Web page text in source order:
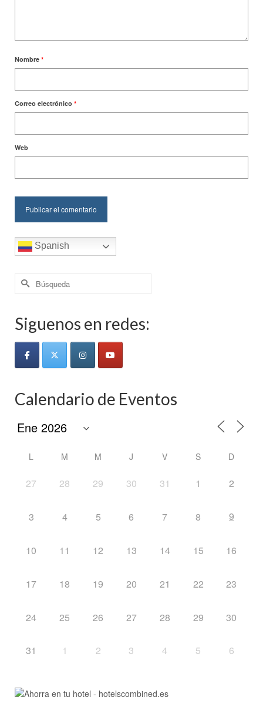
Nombre *
Correo electrónico *
Web
Spanish
Buscar
por:
Siguenos en redes:
Calendario de Eventos
L M M J V S D
27 28 29 30 31 1 2
3 4 5 6 7 8 9
10 11 12 13 14 15 16
17 18 19 20 21 22 23
24 25 26 27 28 29 30
31 1 2 3 4 5 6